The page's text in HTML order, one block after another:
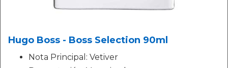
Hugo Boss - Boss Selection 90ml
Nota Principal: Vetiver